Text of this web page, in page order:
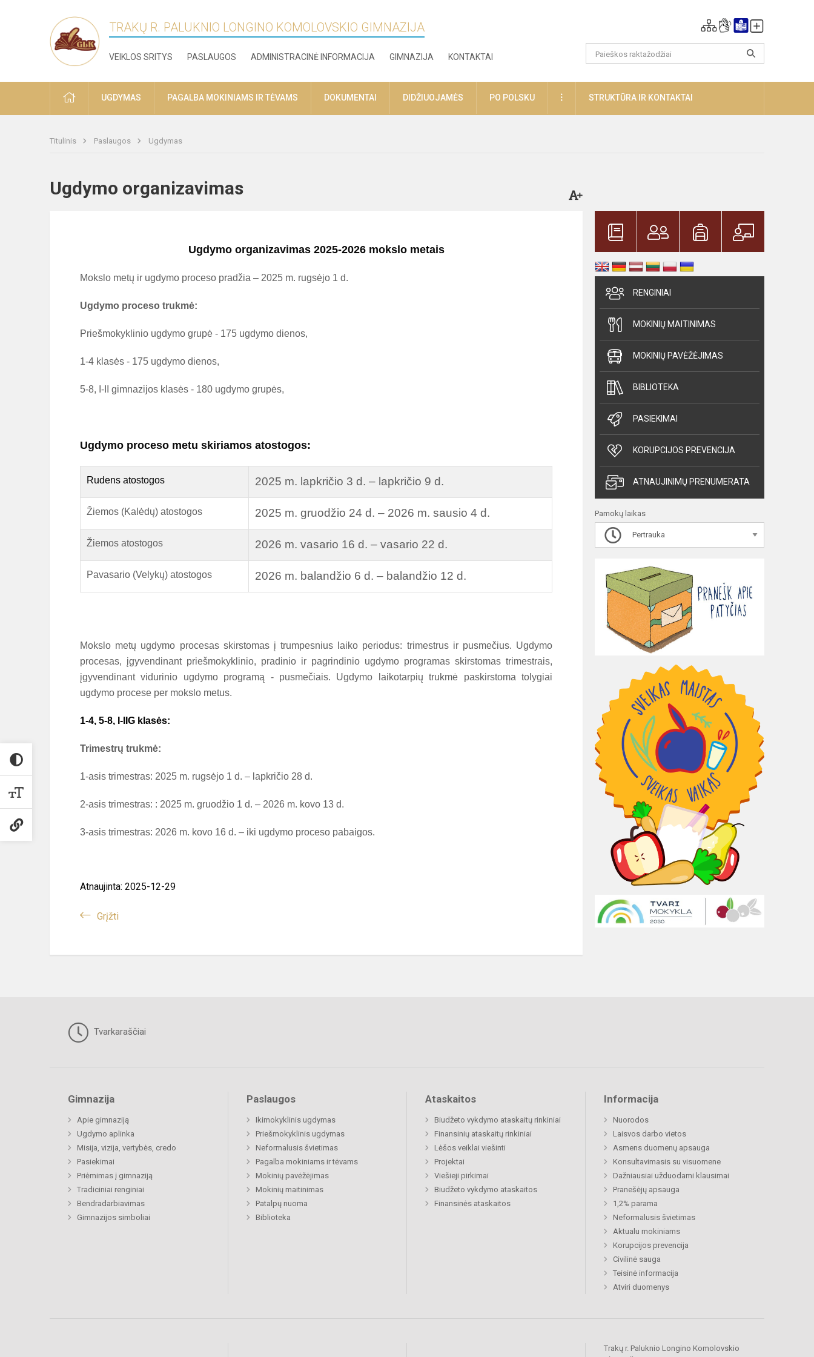
TRAKŲ R. PALUKNIO LONGINO KOMOLOVSKIO GIMNAZIJA
VEIKLOS SRITYS PASLAUGOS ADMINISTRACINĖ INFORMACIJA GIMNAZIJA KONTAKTAI
PRADŽIAUGDYMAS PAGALBA MOKINIAMS IR TĖVAMS DOKUMENTAI DIDŽIUOJAMĖS PO POLSKU DAUGIAUSTRUKTŪRA IR KONTAKTAI
Titulinis Paslaugos Ugdymas
Ugdymo organizavimas
Ugdymo organizavimas 2025-2026 mokslo metais
Mokslo metų ir ugdymo proceso pradžia – 2025 m. rugsėjo 1 d.
Ugdymo proceso trukmė:
Priešmokyklinio ugdymo grupė - 175 ugdymo dienos,
1-4 klasės - 175 ugdymo dienos,
5-8, I-II gimnazijos klasės - 180 ugdymo grupės,
Ugdymo proceso metu skiriamos atostogos:
Rudens atostogos 2025 m. lapkričio 3 d. – lapkričio 9 d.
Žiemos (Kalėdų) atostogos 2025 m. gruodžio 24 d. – 2026 m. sausio 4 d.
Žiemos atostogos 2026 m. vasario 16 d. – vasario 22 d.
Pavasario (Velykų) atostogos 2026 m. balandžio 6 d. – balandžio 12 d.
Mokslo metų ugdymo procesas skirstomas į trumpesnius laiko periodus: trimestrus ir pusmečius. Ugdymo
procesas, įgyvendinant priešmokyklinio, pradinio ir pagrindinio ugdymo programas skirstomas trimestrais,
įgyvendinantvidurinio ugdymo programą - pusmečiais. Ugdymo laikotarpių trukmė paskirstoma tolygiai
ugdymo procese per mokslo metus.
1-4, 5-8, I-IIG klasės:
Trimestrų trukmė:
1-asis trimestras: 2025 m. rugsėjo 1 d. – lapkričio 28 d.
2-asis trimestras: : 2025 m. gruodžio 1 d. – 2026 m. kovo 13 d.
3-asis trimestras: 2026 m. kovo 16 d. – iki ugdymo proceso pabaigos.
Atnaujinta: 2025-12-29
Grįžti
RENGINIAI
MOKINIŲ MAITINIMAS
MOKINIŲ PAVĖŽĖJIMAS
BIBLIOTEKA
PASIEKIMAI
KORUPCIJOS PREVENCIJA
ATNAUJINIMŲ PRENUMERATA
Pamokų laikas
Pertrauka
Tvarkaraščiai
Gimnazija
Apie gimnaziją
Ugdymo aplinka
Misija, vizija, vertybės, credo
Pasiekimai
Priėmimas į gimnaziją
Tradiciniai renginiai
Bendradarbiavimas
Gimnazijos simboliai
Paslaugos
Ikimokyklinis ugdymas
Priešmokyklinis ugdymas
Neformalusis švietimas
Pagalba mokiniams ir tėvams
Mokinių pavėžėjimas
Mokinių maitinimas
Patalpų nuoma
Biblioteka
Ataskaitos
Biudžeto vykdymo ataskaitų rinkiniai
Finansinių ataskaitų rinkiniai
Lėšos veiklai viešinti
Projektai
Viešieji pirkimai
Biudžeto vykdymo ataskaitos
Finansinės ataskaitos
Informacija
Nuorodos
Laisvos darbo vietos
Asmens duomenų apsauga
Konsultavimasis su visuomene
Dažniausiai užduodami klausimai
Pranešėjų apsauga
1,2% parama
Neformalusis švietimas
Aktualu mokiniams
Korupcijos prevencija
Civilinė sauga
Teisinė informacija
Atviri duomenys
Trakų r. Paluknio Longino Komolovskio